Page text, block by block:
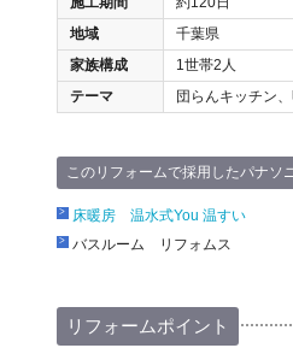
地域
千葉県
家族構成
1世帯2人
テーマ
団らんキッチン
このリフォームで採用したパナソ
床暖房 温水式You 温すい
バスルーム リフォムス
リフォームポイント